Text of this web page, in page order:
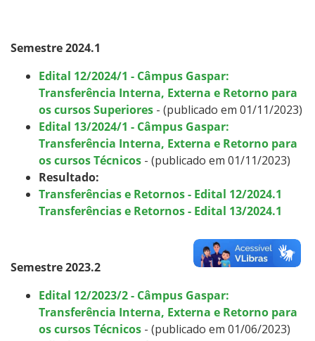
Semestre 2024.1
Edital 12/2024/1 - Câmpus Gaspar:
Transferência Interna, Externa e Retorno para
os cursos Superiores - (publicado em 01/11/2023)
Edital 13/2024/1 - Câmpus Gaspar:
Transferência Interna, Externa e Retorno para
os cursos Técnicos - (publicado em 01/11/2023)
Resultado:
Transferências e Retornos - Edital 12/2024.1
Transferências e Retornos - Edital 13/2024.1
Semestre 2023.2
Edital 12/2023/2 - Câmpus Gaspar:
Transferência Interna, Externa e Retorno para
os cursos Técnicos - (publicado em 01/06/2023)